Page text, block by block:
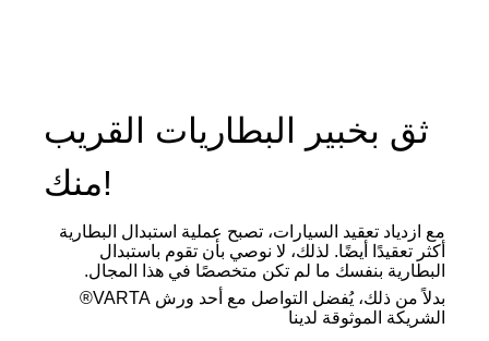
ثق بخبير البطاريات القريب
منك!
مع ازدياد تعقيد السيارات، تصبح عملية استبدال البطارية
أكثر تعقيدًا أيضًا. لذلك، لا نوصي بأن تقوم باستبدال
البطارية بنفسك ما لم تكن متخصصًا في هذا المجال.
بدلاً من ذلك، يُفضل التواصل مع أحد ورش VARTA®
الشريكة الموثوقة لدينا